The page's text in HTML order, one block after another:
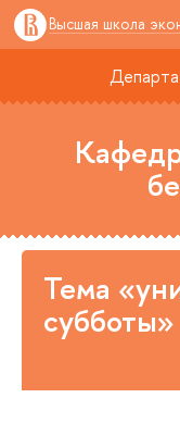
Высшая школа
Тема